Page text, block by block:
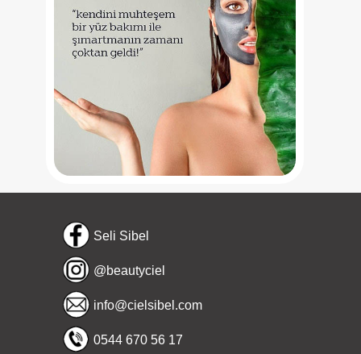
Seli Sibel
@beautyciel
info@cielsibel.com
0544 670 56 17